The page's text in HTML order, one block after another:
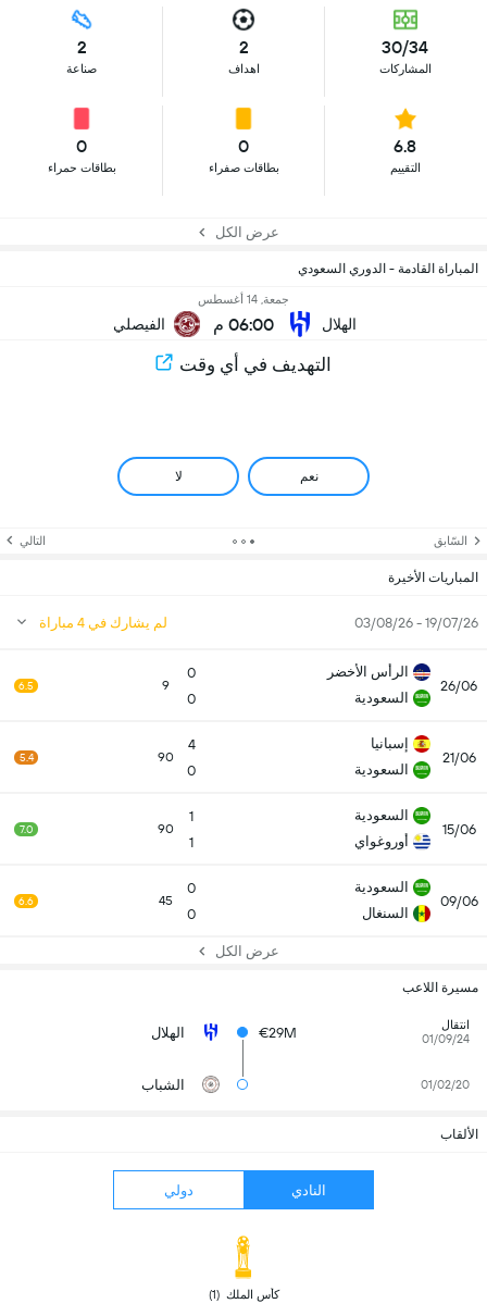
30/34
المشاركات
2
اهداف
2
صناعة
6.8
التقييم
0
بطاقات صفراء
0
بطاقات حمراء
عرض الكل
المباراة القادمة - الدوري السعودي
الهلال
جمعة, 14 أغسطس
06:00 م الفيصلي
التهديف في أي وقت
نعم لا
السّابق التالي
المباريات الأخيرة
19/07/26 - 03/08/26 لم يشارك في 4 مباراة
26/06
الرأس الأخضر
السعودية
0
0
9
6.5
21/06
إسبانيا
السعودية
4
0
90
5.4
15/06
السعودية
أوروغواي
1
1
90
7.0
09/06
السعودية
السنغال
0
0
45
6.6
عرض الكل
مسيرة اللاعب
انتقال
01/09/24
€29M الهلال
01/02/20 الشباب
الألقاب
النادي دولي
كأس الملك  (1)